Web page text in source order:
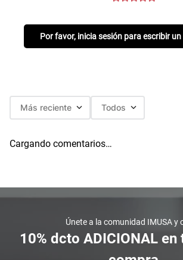
Por favor, inicia sesión para escribir
Más reciente Todos
Cargando comentarios…
Únete a la comunidad IMUSA y
10% dcto ADICIONAL